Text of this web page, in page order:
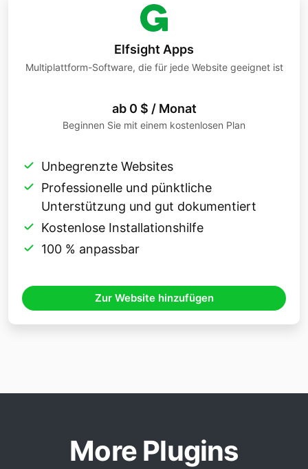
Elfsight Apps
Multiplattform-Software, die für jede Website geeignet ist
ab 0 $ / Monat
Beginnen Sie mit einem kostenlosen Plan
Unbegrenzte Websites
Professionelle und pünktliche
Unterstützung und gut dokumentiert
Kostenlose Installationshilfe
100 % anpassbar
Zur Website hinzufügen
More Plugins